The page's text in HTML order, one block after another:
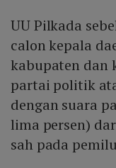
juta jiwa: 7,5%; •
ambang
skala
lebih kecil.
UU Pilkada
calon kepala
kabupaten dan
partai politik
dengan suara
lima persen)
sah pada